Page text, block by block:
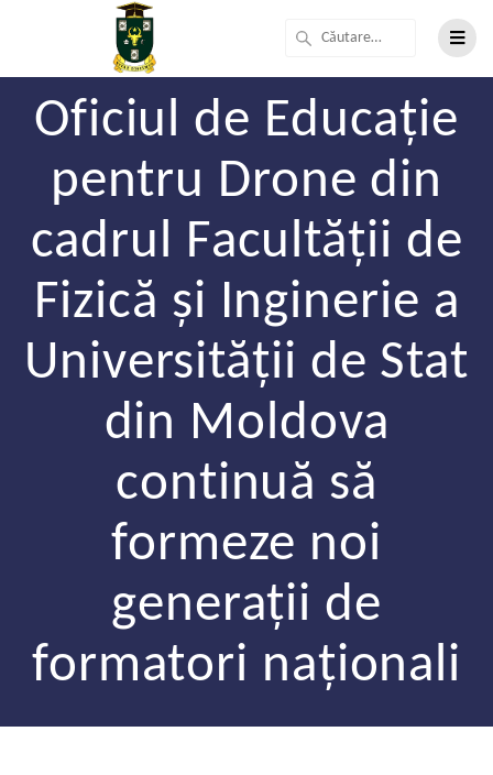
Oficiul de Educație
pentru Drone din
cadrul Facultății de
Fizică și Inginerie a
Universității de Stat
din Moldova
continuă să
formeze noi
generații de
formatori naționali